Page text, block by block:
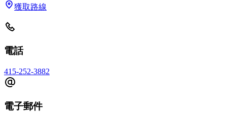
獲取路線
電話
415-252-3882
電子郵件